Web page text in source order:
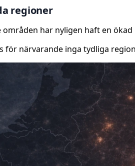
regioner
områden har nyligen haft en
för närvarande inga tydliga